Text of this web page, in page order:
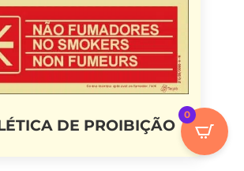
DE PROIBIÇÃO
0